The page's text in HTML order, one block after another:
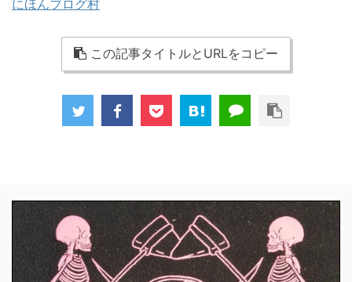
にほんブログ村
この記事タイトルとURLをコピー